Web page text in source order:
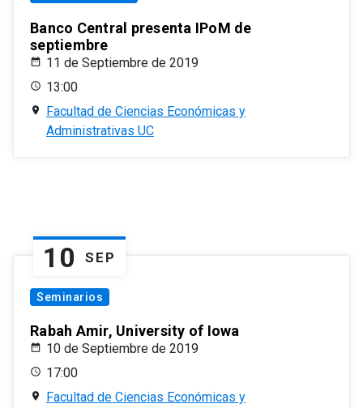
Banco Central presenta IPoM de
septiembre
11 de Septiembre de 2019
13:00
Facultad de Ciencias Económicas y
Administrativas UC
10 SEP
Seminarios
Rabah Amir, University of Iowa
10 de Septiembre de 2019
17:00
Facultad de Ciencias Económicas y